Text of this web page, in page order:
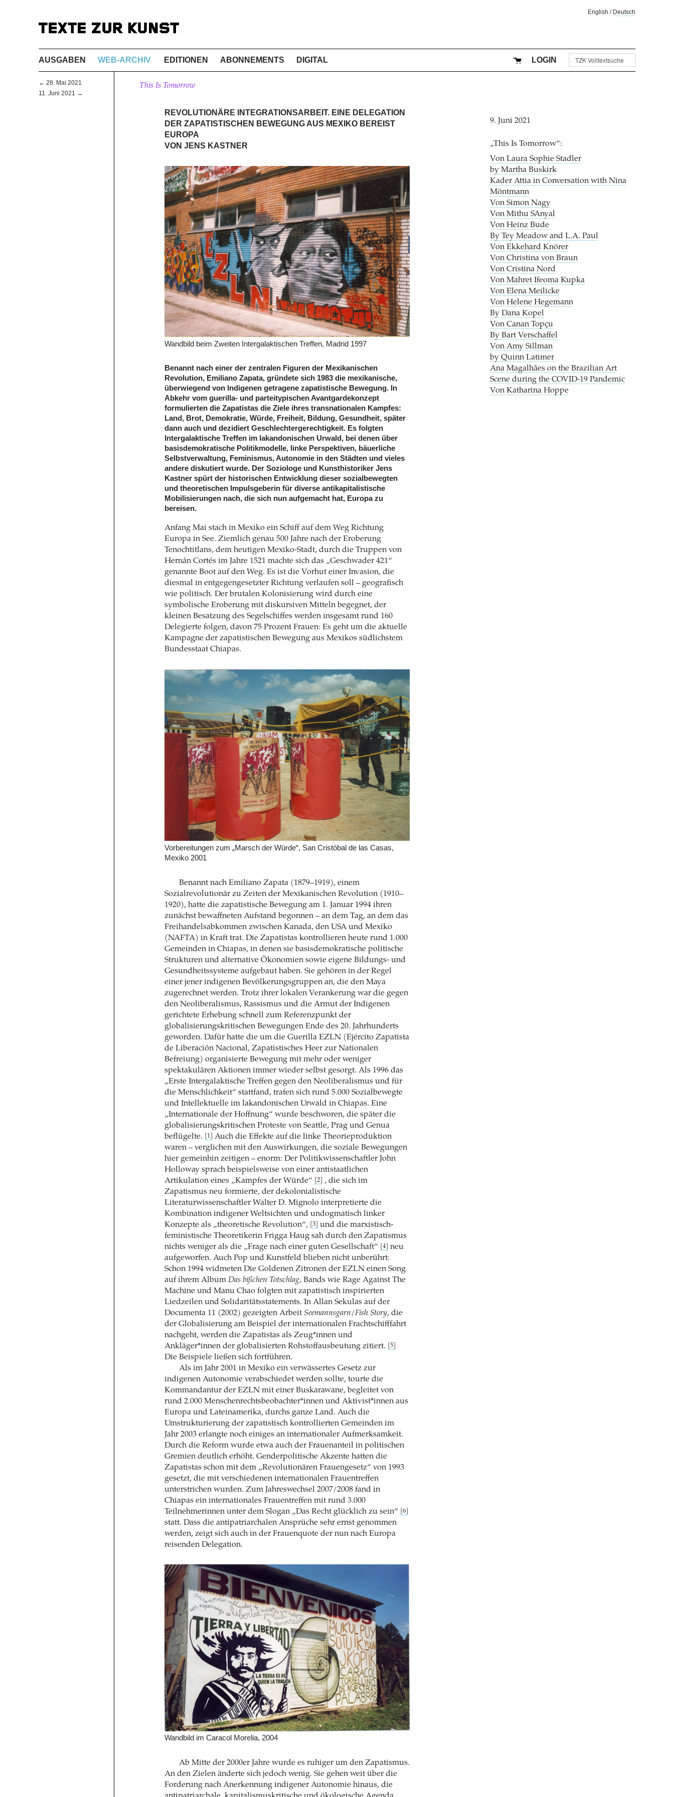
English / Deutsch
AUSGABEN WEB-ARCHIV EDITIONEN ABONNEMENTS DIGITAL LOGIN
← 28. Mai 2021
11. Juni 2021 →
This Is Tomorrow
REVOLUTIONÄRE INTEGRATIONSARBEIT. EINE DELEGATION
DER ZAPATISTISCHEN BEWEGUNG AUS MEXIKO BEREIST
EUROPA
VON JENS KASTNER
Wandbild beim Zweiten Intergalaktischen Treffen, Madrid 1997
Benannt nach einer der zentralen Figuren der Mexikanischen
Revolution, Emiliano Zapata, gründete sich 1983 die mexikanische,
überwiegend von Indigenen getragene zapatistische Bewegung. In
Abkehr vom guerilla- und parteitypischen Avantgardekonzept
formulierten die Zapatistas die Ziele ihres transnationalen Kampfes:
Land, Brot, Demokratie, Würde, Freiheit, Bildung, Gesundheit, später
dann auch und dezidiert Geschlechtergerechtigkeit. Es folgten
Intergalaktische Treffen im lakandonischen Urwald, bei denen über
basisdemokratische Politikmodelle, linke Perspektiven, bäuerliche
Selbstverwaltung, Feminismus, Autonomie in den Städten und vieles
andere diskutiert wurde. Der Soziologe und Kunsthistoriker Jens
Kastner spürt der historischen Entwicklung dieser sozialbewegten
und theoretischen Impulsgeberin für diverse antikapitalistische
Mobilisierungen nach, die sich nun aufgemacht hat, Europa zu
bereisen.
Anfang Mai stach in Mexiko ein Schiff auf dem Weg Richtung
Europa in See. Ziemlich genau 500 Jahre nach der Eroberung
Tenochtitlans, dem heutigen Mexiko-Stadt, durch die Truppen von
Hernán Cortés im Jahre 1521 machte sich das „Geschwader 421“
genannte Boot auf den Weg. Es ist die Vorhut einer Invasion, die
diesmal in entgegengesetzter Richtung verlaufen soll – geografisch
wie politisch. Der brutalen Kolonisierung wird durch eine
symbolische Eroberung mit diskursiven Mitteln begegnet, der
kleinen Besatzung des Segelschiffes werden insgesamt rund 160
Delegierte folgen, davon 75 Prozent Frauen: Es geht um die aktuelle
Kampagne der zapatistischen Bewegung aus Mexikos südlichstem
Bundesstaat Chiapas.
Vorbereitungen zum „Marsch der Würde“, San Cristóbal de las Casas,
Mexiko 2001
Benannt nach Emiliano Zapata (1879–1919), einem
Sozialrevolutionär zu Zeiten der Mexikanischen Revolution (1910–
1920), hatte die zapatistische Bewegung am 1. Januar 1994 ihren
zunächst bewaffneten Aufstand begonnen – an dem Tag, an dem das
Freihandelsabkommen zwischen Kanada, den USA und Mexiko
(NAFTA) in Kraft trat. Die Zapatistas kontrollieren heute rund 1.000
Gemeinden in Chiapas, in denen sie basisdemokratische politische
Strukturen und alternative Ökonomien sowie eigene Bildungs- und
Gesundheitssysteme aufgebaut haben. Sie gehören in der Regel
einer jener indigenen Bevölkerungsgruppen an, die den Maya
zugerechnet werden. Trotz ihrer lokalen Verankerung war die gegen
den Neoliberalismus, Rassismus und die Armut der Indigenen
gerichtete Erhebung schnell zum Referenzpunkt der
globalisierungskritischen Bewegungen Ende des 20. Jahrhunderts
geworden. Dafür hatte die um die Guerilla EZLN (Ejército Zapatista
de Liberación Nacional, Zapatistisches Heer zur Nationalen
Befreiung) organisierte Bewegung mit mehr oder weniger
spektakulären Aktionen immer wieder selbst gesorgt. Als 1996 das
„Erste Intergalaktische Treffen gegen den Neoliberalismus und für
die Menschlichkeit“ stattfand, trafen sich rund 5.000 Sozialbewegte
und Intellektuelle im lakandonischen Urwald in Chiapas. Eine
„Internationale der Hoffnung“ wurde beschworen, die später die
globalisierungskritischen Proteste von Seattle, Prag und Genua
beflügelte.
[1]
Auch die Effekte auf die linke Theorieproduktion
waren – verglichen mit den Auswirkungen, die soziale Bewegungen
hier gemeinhin zeitigen – enorm: Der Politikwissenschaftler John
Holloway sprach beispielsweise von einer antistaatlichen
Artikulation eines „Kampfes der Würde“
[2]
, die sich im
Zapatismus neu formierte, der dekolonialistische
Literaturwissenschaftler Walter D. Mignolo interpretierte die
Kombination indigener Weltsichten und undogmatisch linker
Konzepte als „theoretische Revolution“,
[3]
und die marxistisch-
feministische Theoretikerin Frigga Haug sah durch den Zapatismus
nichts weniger als die „Frage nach einer guten Gesellschaft“
[4]
neu
aufgeworfen. Auch Pop und Kunstfeld blieben nicht unberührt:
Schon 1994 widmeten Die Goldenen Zitronen der EZLN einen Song
auf ihrem Album Das bißchen Totschlag, Bands wie Rage Against The
Machine und Manu Chao folgten mit zapatistisch inspirierten
Liedzeilen und Solidaritätsstatements. In Allan Sekulas auf der
Documenta 11 (2002) gezeigten Arbeit Seemannsgarn/Fish Story, die
der Globalisierung am Beispiel der internationalen Frachtschifffahrt
nachgeht, werden die Zapatistas als Zeug*innen und
Ankläger*innen der globalisierten Rohstoffausbeutung zitiert.
[5]
Die Beispiele ließen sich fortführen.
Als im Jahr 2001 in Mexiko ein verwässertes Gesetz zur
indigenen Autonomie verabschiedet werden sollte, tourte die
Kommandantur der EZLN mit einer Buskarawane, begleitet von
rund 2.000 Menschenrechtsbeobachter*innen und Aktivist*innen aus
Europa und Lateinamerika, durchs ganze Land. Auch die
Umstrukturierung der zapatistisch kontrollierten Gemeinden im
Jahr 2003 erlangte noch einiges an internationaler Aufmerksamkeit.
Durch die Reform wurde etwa auch der Frauenanteil in politischen
Gremien deutlich erhöht. Genderpolitische Akzente hatten die
Zapatistas schon mit dem „Revolutionären Frauengesetz“ von 1993
gesetzt, die mit verschiedenen internationalen Frauentreffen
unterstrichen wurden. Zum Jahreswechsel 2007/2008 fand in
Chiapas ein internationales Frauentreffen mit rund 3.000
Teilnehmerinnen unter dem Slogan „Das Recht glücklich zu sein“
[6]
statt. Dass die antipatriarchalen Ansprüche sehr ernst genommen
werden, zeigt sich auch in der Frauenquote der nun nach Europa
reisenden Delegation.
Wandbild im Caracol Morelia, 2004
Ab Mitte der 2000er Jahre wurde es ruhiger um den Zapatismus.
An den Zielen änderte sich jedoch wenig. Sie gehen weit über die
Forderung nach Anerkennung indigener Autonomie hinaus, die
9. Juni 2021
„This Is Tomorrow“:
Von Laura Sophie Stadler
by Martha Buskirk
Kader Attia in Conversation with Nina
Möntmann
Von Simon Nagy
Von Mithu SAnyal
Von Heinz Bude
By Tey Meadow and L.A. Paul
Von Ekkehard Knörer
Von Christina von Braun
Von Cristina Nord
Von Mahret Ifeoma Kupka
Von Elena Meilicke
Von Helene Hegemann
By Dana Kopel
Von Canan Topçu
By Bart Verschaffel
Von Amy Sillman
by Quinn Latimer
Ana Magalhães on the Brazilian Art
Scene during the COVID-19 Pandemic
Von Katharina Hoppe